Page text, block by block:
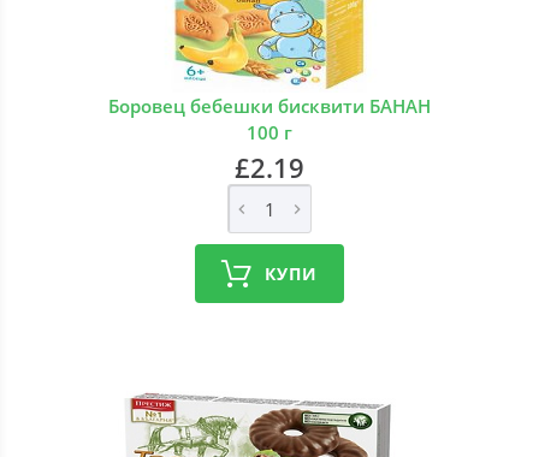
Боровец бебешки бисквити БАНАН
100 г
£2.19
КУПИ